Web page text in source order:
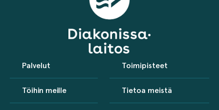
Palvelut Toimipisteet
Töihin meille Tietoa meistä